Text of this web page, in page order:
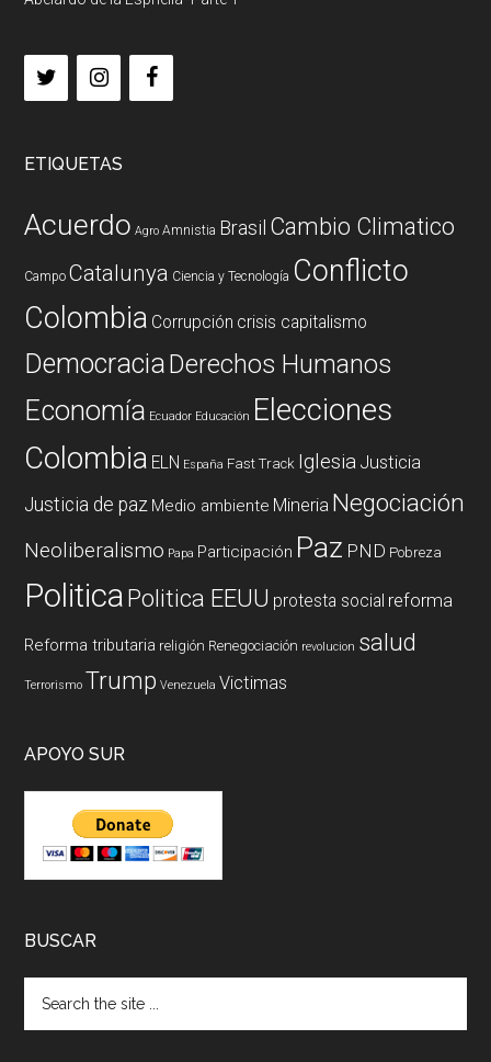
ETIQUETAS
Acuerdo Agro Amnistia Brasil Cambio Climatico
Campo Catalunya Ciencia y Tecnología Conflicto
Colombia Corrupción crisis capitalismo
DemocraciaDerechos Humanos
Economía Ecuador Educación Elecciones
Colombia ELN España Fast Track Iglesia Justicia
Justicia de paz Medio ambiente Mineria Negociación
Neoliberalismo Papa Participación Paz PND Pobreza
PoliticaPolitica EEUU protesta social reforma
Reforma tributaria religión Renegociación revolucion salud
Terrorismo Trump Venezuela Victimas
APOYO SUR
BUSCAR